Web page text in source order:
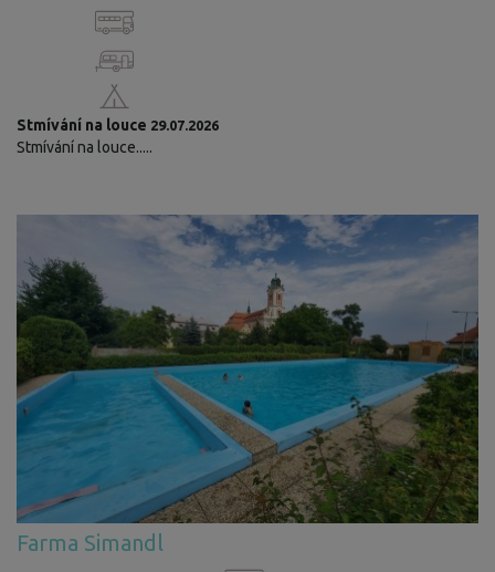
Stmívání na louce 29.07.2026
Stmívání na louce.....
Farma Simandl